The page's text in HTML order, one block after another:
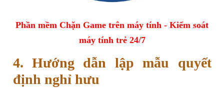
Phần mềm Chặn Game trên máy tính - Kiểm soát
máy tính trẻ 24/7
4. Hướng dẫn lập mẫu quyết
định nghỉ hưu